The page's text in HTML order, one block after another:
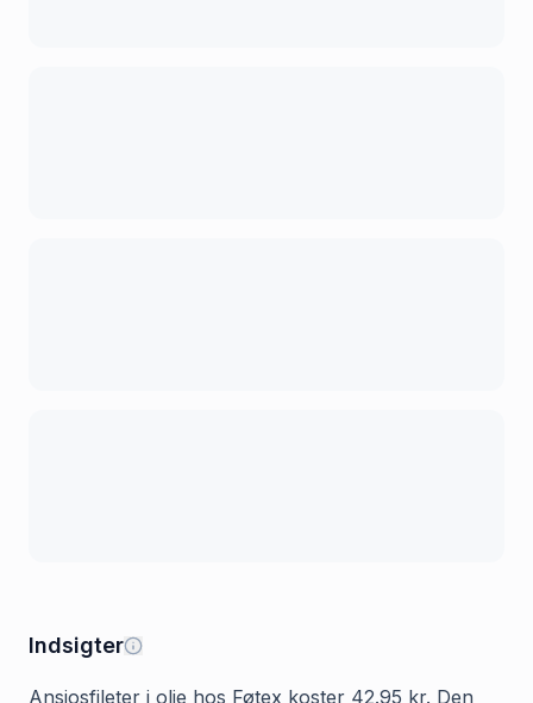
Indsigter
Ansjosfileter i olie hos Føtex koster 42.95 kr. Den